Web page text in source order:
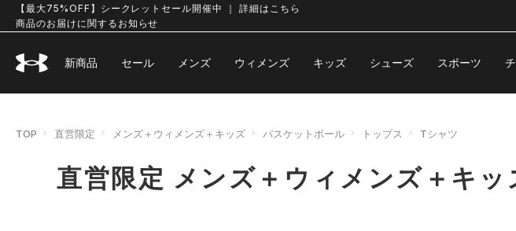
【最大75%OFF】シークレットセール開催中 ｜ 詳細はこちら
商品のお届けに関するお知らせ
新商品 セール メンズ ウィメンズ キッズ シューズ スポーツ
TOP 直営限定 メンズ＋ウィメンズ＋キッズ バスケットボール トップス Tシャツ
直営限定 メンズ＋ウィメンズ＋キ